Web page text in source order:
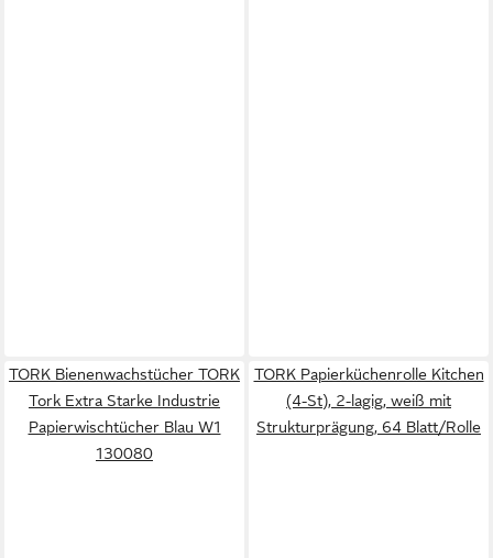
TORK Bienenwachstücher TORK
Tork Extra Starke Industrie
Papierwischtücher Blau W1
130080
TORK Papierküchenrolle Kitchen
(4-St), 2-lagig, weiß mit
Strukturprägung, 64 Blatt/Rolle